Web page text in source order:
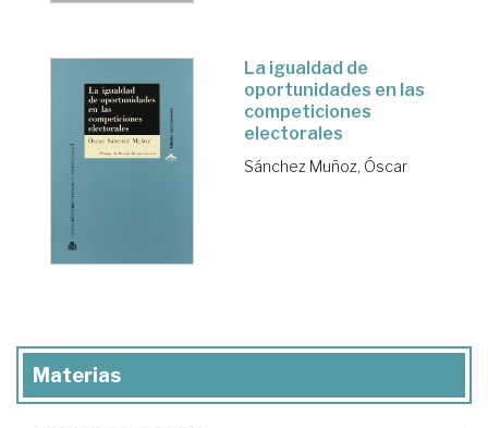
La igualdad de
oportunidades en las
competiciones
electorales
Sánchez Muñoz, Óscar
Materias